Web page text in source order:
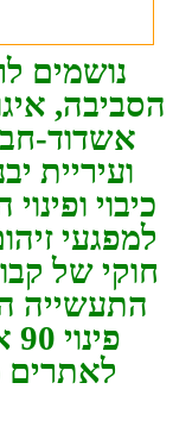
נושמים
הסביבה,
אשדוד-
ועיריית
כיבוי
למפגעי
חוקי של
התעשייה
לאתרים